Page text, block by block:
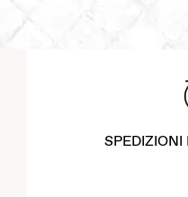
SPEDIZIONI